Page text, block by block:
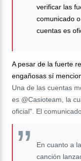
verificar las
comunicado
cuentas es
A pesar de la fuerte
engañosas sí
Una de las cuentas
es @Casioteam, la
oficial". El
En cuanto a
canción